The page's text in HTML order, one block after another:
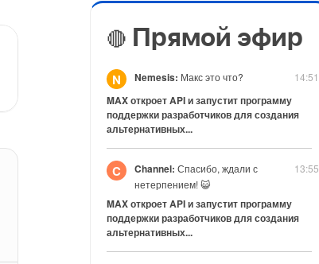
🔴 Прямой эфир
14:51
N Nemesis: Макс это что?
MAX откроет API и запустит программу
поддержки разработчиков для создания
альтернативных...
13:55
C Channel: Спасибо, ждали с
нетерпением! 😺
MAX откроет API и запустит программу
поддержки разработчиков для создания
альтернативных...